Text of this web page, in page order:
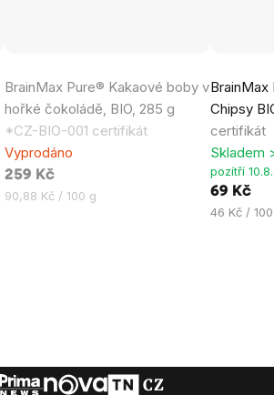
BrainMax Pure® Kakaové boby v
hořké čokoládě, BIO, 285 g
*CZ-BIO-001 certifikát
hodnocení
produktu
je
5,0
z
5
Vyprodáno
259 Kč
Měrná
90,88 Kč / 100 g
BrainMax
Chipsy
certifikát
produktu
je
5,0
z
Skladem
pozítří
69 Kč
Měrná
46 Kč /